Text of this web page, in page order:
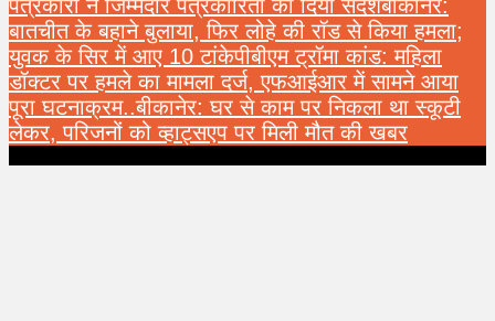
पत्रकारों ने जिम्मेदार पत्रकारिता का दिया संदेशबीकानेर:
बातचीत के बहाने बुलाया, फिर लोहे की रॉड से किया हमला;
युवक के सिर में आए 10 टांकेपीबीएम ट्रॉमा कांड: महिला
डॉक्टर पर हमले का मामला दर्ज, एफआईआर में सामने आया
पूरा घटनाक्रम..बीकानेर: घर से काम पर निकला था स्कूटी
लेकर, परिजनों को व्हाट्सएप पर मिली मौत की खबर